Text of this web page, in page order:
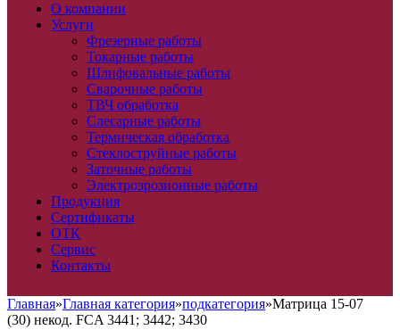
О компании
Услуги
Фрезерные работы
Токарные работы
Шлифовальные работы
Сварочные работы
ТВЧ обработка
Слесарные работы
Термическая обработка
Стеклоструйные работы
Заточные работы
Электроэрозионные работы
Продукция
Сертификаты
ОТК
Сервис
Контакты
Главная»Главная категория»подкатегория»Матрица 15-07
(30) некод. FCA 3441; 3442; 3430